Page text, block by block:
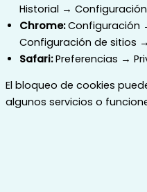
Historial →
Chrome:Configuración
Configuración de sitios
Safari:Preferencias →
El bloqueo de cookies
algunos servicios o